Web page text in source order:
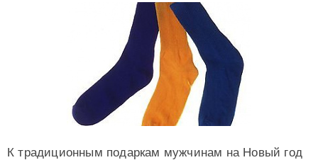
К традиционным подаркам мужчинам на Новый год